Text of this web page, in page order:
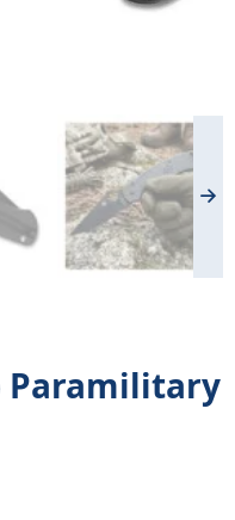
Paramilitary